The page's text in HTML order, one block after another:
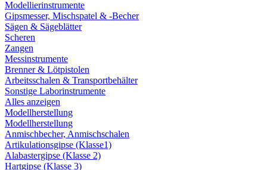
Modellierinstrumente
Gipsmesser, Mischspatel & -Becher
Sägen & Sägeblätter
Scheren
Zangen
Messinstrumente
Brenner & Lötpistolen
Arbeitsschalen & Transportbehälter
Sonstige Laborinstrumente
Alles anzeigen
Modellherstellung
Modellherstellung
Anmischbecher, Anmischschalen
Artikulationsgipse (Klasse1)
Alabastergipse (Klasse 2)
Hartgipse (Klasse 3)